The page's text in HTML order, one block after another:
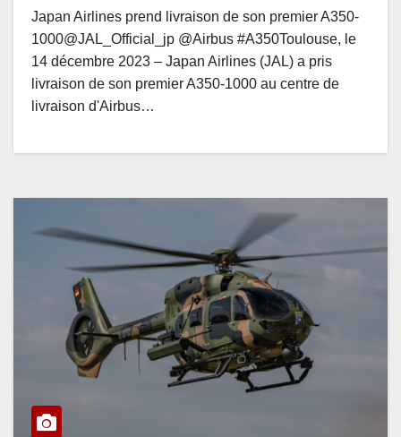
Japan Airlines prend livraison de son premier A350-
1000@JAL_Official_jp @Airbus #A350Toulouse, le
14 décembre 2023 – Japan Airlines (JAL) a pris
livraison de son premier A350-1000 au centre de
livraison d'Airbus…